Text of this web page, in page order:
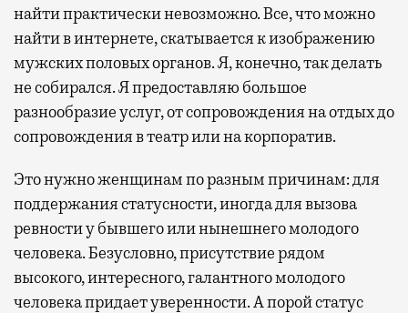
найти практически невозможно. Все, что можно
найти в интернете, скатывается к изображению
мужских половых органов. Я, конечно, так делать
не собирался. Я предоставляю большое
разнообразие услуг, от сопровождения на отдых до
сопровождения в театр или на корпоратив.
Это нужно женщинам по разным причинам: для
поддержания статусности, иногда для вызова
ревности у бывшего или нынешнего молодого
человека. Безусловно, присутствие рядом
высокого, интересного, галантного молодого
человека придает уверенности. А порой статус